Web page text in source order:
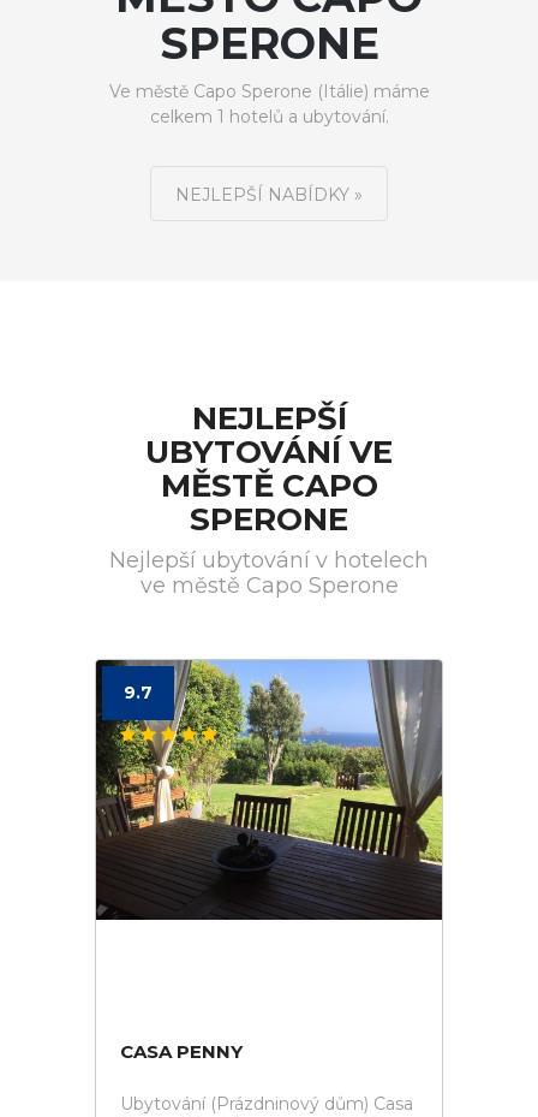
SPERONE
Ve městě Capo Sperone (Itálie) máme
celkem 1 hotelů a ubytování.
NEJLEPŠÍ NABÍDKY »
NEJLEPŠÍ
UBYTOVÁNÍ VE
MĚSTĚ CAPO
SPERONE
Nejlepší ubytování v hotelech
ve městě Capo Sperone
9.7
CASA PENNY
Ubytování (Prázdninový dům) Casa